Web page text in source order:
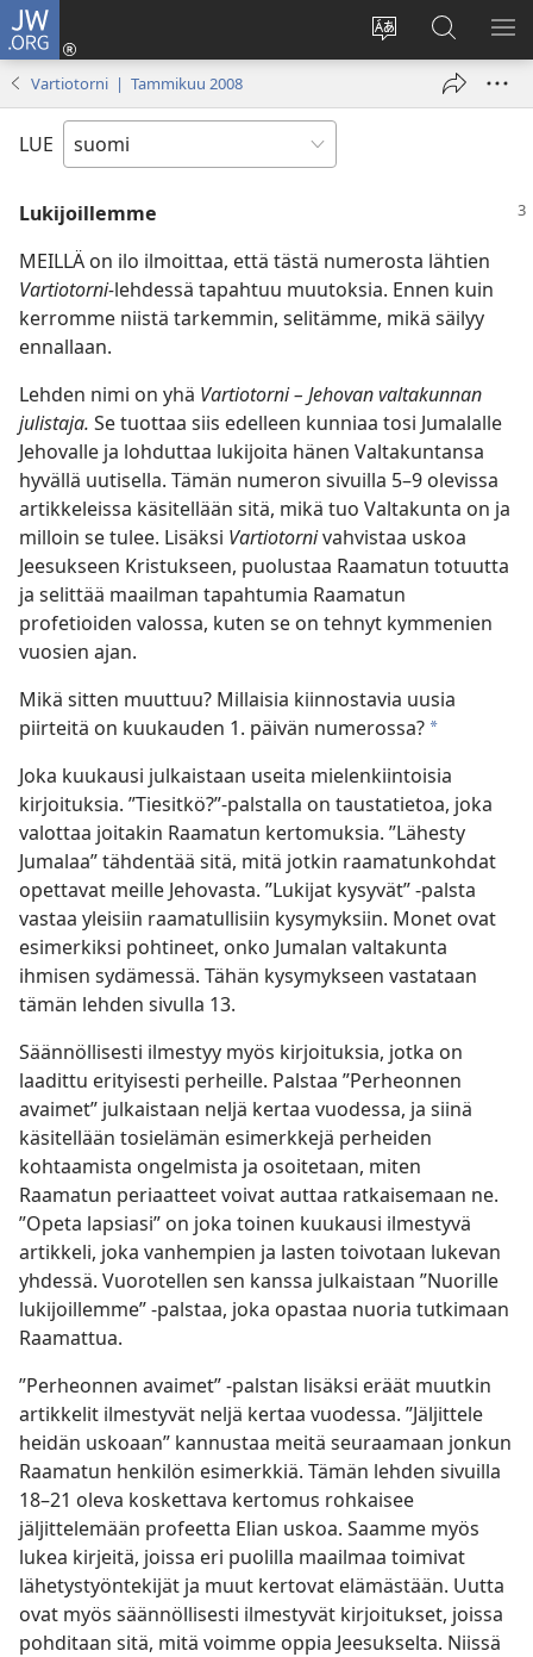
JW.ORG
Vaihda
sivuston
Kirjaudu
(avaa
Hae
JW.ORG-
sivustolta
Vartiotorni | Tammikuu 2008
LUE
Lukijoillemme
MEILLÄ on ilo ilmoittaa, että tästä numerosta lähtien
Vartiotorni-lehdessä tapahtuu muutoksia. Ennen kuin
kerromme niistä tarkemmin, selitämme, mikä säilyy
ennallaan.
Lehden nimi on yhä Vartiotorni – Jehovan valtakunnan
julistaja. Se tuottaa siis edelleen kunniaa tosi Jumalalle
Jehovalle ja lohduttaa lukijoita hänen Valtakuntansa
hyvällä uutisella. Tämän numeron sivuilla 5–9 olevissa
artikkeleissa käsitellään sitä, mikä tuo Valtakunta on ja
milloin se tulee. Lisäksi Vartiotornivahvistaa uskoa
Jeesukseen Kristukseen, puolustaa Raamatun totuutta
ja selittää maailman tapahtumia Raamatun
profetioiden valossa, kuten se on tehnyt kymmenien
vuosien ajan.
Mikä sitten muuttuu? Millaisia kiinnostavia uusia
piirteitä on kuukauden 1. päivän numerossa? *
Joka kuukausi julkaistaan useita mielenkiintoisia
kirjoituksia. ”Tiesitkö?”-palstalla on taustatietoa, joka
valottaa joitakin Raamatun kertomuksia. ”Lähesty
Jumalaa” tähdentää sitä, mitä jotkin raamatunkohdat
opettavat meille Jehovasta. ”Lukijat kysyvät” -palsta
vastaa yleisiin raamatullisiin kysymyksiin. Monet ovat
esimerkiksi pohtineet, onko Jumalan valtakunta
ihmisen sydämessä. Tähän kysymykseen vastataan
tämän lehden sivulla 13.
Säännöllisesti ilmestyy myös kirjoituksia, jotka on
laadittu erityisesti perheille. Palstaa ”Perheonnen
avaimet” julkaistaan neljä kertaa vuodessa, ja siinä
käsitellään tosielämän esimerkkejä perheiden
kohtaamista ongelmista ja osoitetaan, miten
Raamatun periaatteet voivat auttaa ratkaisemaan ne.
”Opeta lapsiasi” on joka toinen kuukausi ilmestyvä
artikkeli, joka vanhempien ja lasten toivotaan lukevan
yhdessä. Vuorotellen sen kanssa julkaistaan ”Nuorille
lukijoillemme” -palstaa, joka opastaa nuoria tutkimaan
Raamattua.
”Perheonnen avaimet” -palstan lisäksi eräät muutkin
artikkelit ilmestyvät neljä kertaa vuodessa. ”Jäljittele
heidän uskoaan” kannustaa meitä seuraamaan jonkun
Raamatun henkilön esimerkkiä. Tämän lehden sivuilla
18–21 oleva koskettava kertomus rohkaisee
jäljittelemään profeetta Elian uskoa. Saamme myös
lukea kirjeitä, joissa eri puolilla maailmaa toimivat
lähetystyöntekijät ja muut kertovat elämästään. Uutta
ovat myös säännöllisesti ilmestyvät kirjoitukset, joissa
pohditaan sitä, mitä voimme oppia Jeesukselta. Niissä